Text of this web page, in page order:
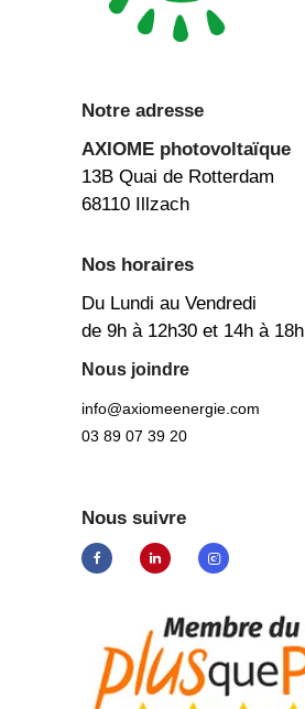
Notre adresse
AXIOME photovoltaïque
13B Quai de Rotterdam
68110 Illzach
Nos horaires
Du Lundi au Vendredi
de 9h à 12h30 et 14h à 18h
Nous joindre
info@axiomeenergie.com
03 89 07 39 20
Nous suivre